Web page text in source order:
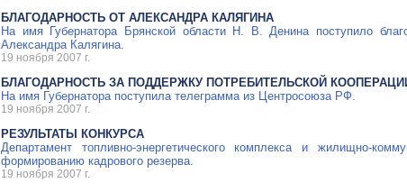
БЛАГОДАРНОСТЬ ОТ АЛЕКСАНДРА КАЛЯГИНА
На имя Губернатора Брянской области Н. В. Денина поступило
Александра Калягина.
19 ноября 2007 г.
БЛАГОДАРНОСТЬ ЗА ПОДДЕРЖКУ ПОТРЕБИТЕЛЬСКОЙ
На имя Губернатора поступила телеграмма из Центросоюза РФ.
19 ноября 2007 г.
РЕЗУЛЬТАТЫ КОНКУРСА
Департамент топливно-энергетического комплекса и жилищно-
формированию кадрового резерва.
19 ноября 2007 г.